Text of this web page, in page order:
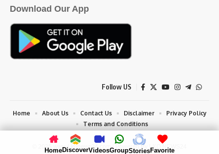
Download Our App
Follow US
© 2025 www.Lkonews24.com | Powered By LKO NEWS24
Home About Us Contact Us Disclaimer
Privacy Policy
Terms and Conditions
HomeDiscoverVideosGroupStoriesFavorite